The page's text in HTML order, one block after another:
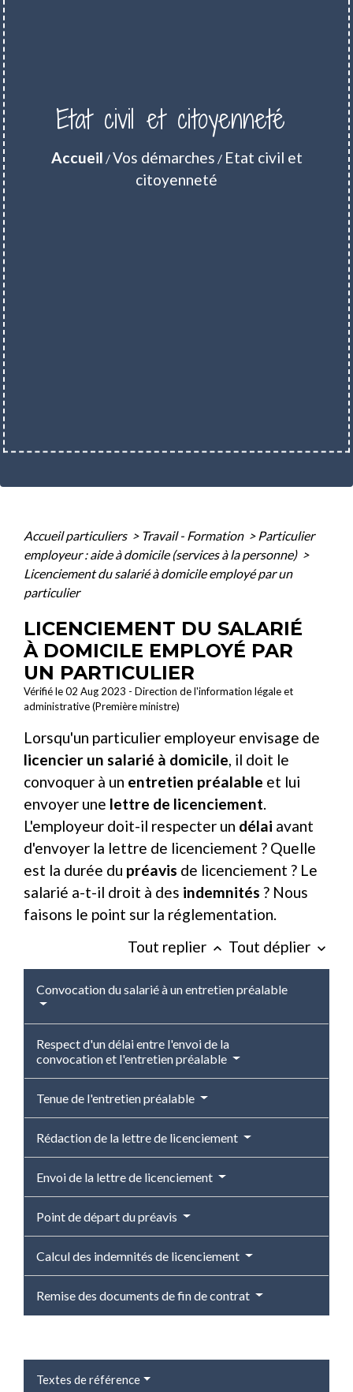
Etat civil et citoyenneté
Accueil /Vos démarches / Etat civil et
citoyenneté
Accueil particuliers > Travail - Formation > Particulier
employeur : aide à domicile (services à la personne) >
Licenciement du salarié à domicile employé par un
particulier
LICENCIEMENT DU SALARIÉ
À DOMICILE EMPLOYÉ PAR
UN PARTICULIER
Vérifié le 02 Aug 2023 - Direction de l'information légale et
administrative (Première ministre)
Lorsqu'un particulier employeur envisage de
licencier un salarié à domicile, il doit le
convoquer à un entretien préalable et lui
envoyer une lettre de licenciement.
L'employeur doit-il respecter un délai avant
d'envoyer la lettre de licenciement ? Quelle
est la durée du préavis de licenciement ? Le
salarié a-t-il droit à des indemnités ? Nous
faisons le point sur la réglementation.
Tout replier keyboard_arrow_up Tout déplier keyboard_arrow_down
Convocation du salarié à un entretien préalable
Respect d'un délai entre l'envoi de la
convocation et l'entretien préalable
Tenue de l'entretien préalable
Rédaction de la lettre de licenciement
Envoi de la lettre de licenciement
Point de départ du préavis
Calcul des indemnités de licenciement
Remise des documents de fin de contrat
Textes de référence